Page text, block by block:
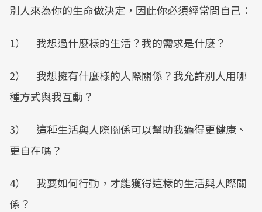
別人來為你的生命做決定，因此你必須經常問自己：
1） 我想過什麼樣的生活？我的需求是什麼？
2） 我想擁有什麼樣的人際關係？我允許別人用哪
種方式與我互動？
3） 這種生活與人際關係可以幫助我過得更健康、
更自在嗎？
4） 我要如何行動，才能獲得這樣的生活與人際關
係？